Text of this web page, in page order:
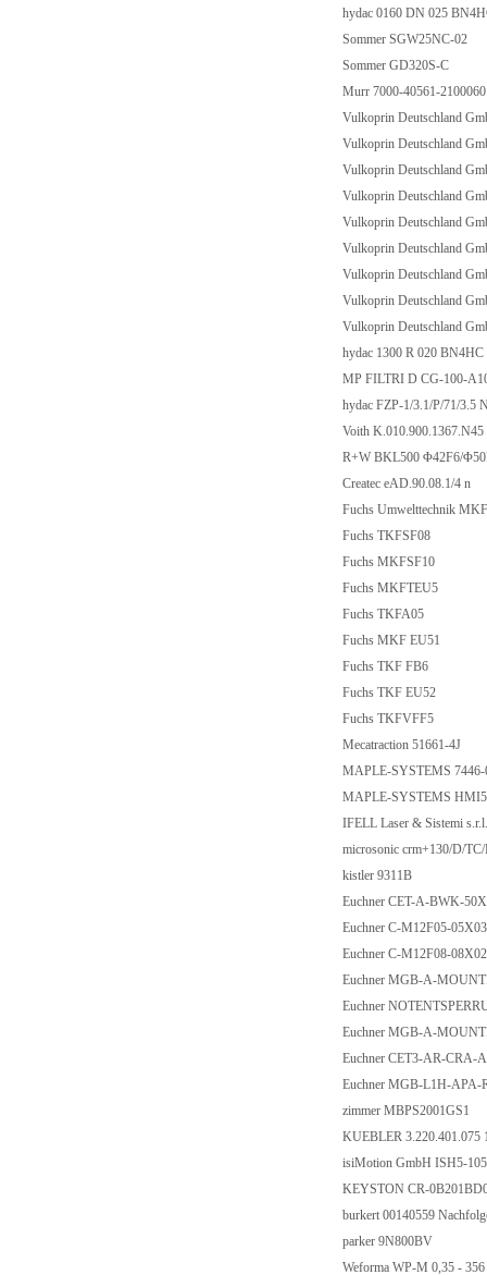
hydac 0160 DN 025
Sommer SGW25NC-02
Sommer GD320S-C
Murr 7000-40561-2100060
Vulkoprin Deutschland
Vulkoprin Deutschland
Vulkoprin Deutschland
Vulkoprin Deutschland
Vulkoprin Deutschland
Vulkoprin Deutschland
Vulkoprin Deutschland
Vulkoprin Deutschland
Vulkoprin Deutschland
hydac 1300 R 020 BN4HC
MP FILTRI D CG-100-
hydac FZP-1/3.1/P/71/3.5
Voith K.010.900.1367.N45
R+W BKL500 Φ42F6/
Createc eAD.90.08.1/4 n
Fuchs Umwelttechnik
Fuchs TKFSF08
Fuchs MKFSF10
Fuchs MKFTEU5
Fuchs TKFA05
Fuchs MKF EU51
Fuchs TKF FB6
Fuchs TKF EU52
Fuchs TKFVFF5
Mecatraction 51661-4J
MAPLE-SYSTEMS 7446-
MAPLE-SYSTEMS
IFELL Laser & Sistemi
microsonic crm+130/D/TC/
kistler 9311B
Euchner CET-A-BWK-
Euchner C-M12F05-
Euchner C-M12F08-
Euchner MGB-A-
Euchner
Euchner MGB-A-
Euchner CET3-AR-CRA-
Euchner MGB-L1H-APA-
zimmer MBPS2001GS1
KUEBLER 3.220.401.075
isiMotion GmbH ISH5-
KEYSTON CR-
burkert 00140559
parker 9N800BV
Weforma WP-M 0,35 -